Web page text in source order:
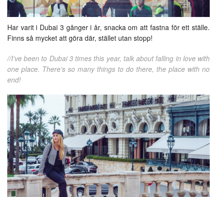
Har varit i Dubai 3 gånger i år, snacka om att fastna för ett ställe.
Finns så mycket att göra där, stället utan stopp!
//I’ve been to Dubai 3 times this year, talk about falling in love with
one place. There’s so many things to do there, the place with no
end!